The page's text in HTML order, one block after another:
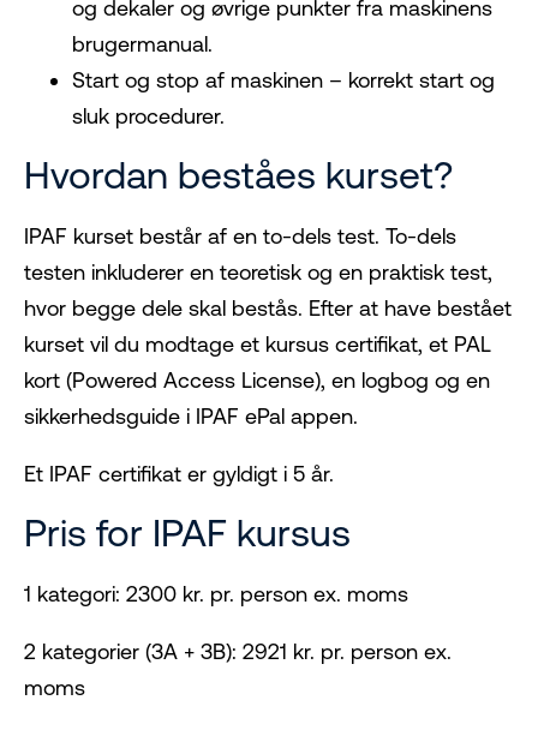
og dekaler og øvrige punkter fra maskinens
brugermanual.
Start og stop af maskinen – korrekt start og
sluk procedurer.
Hvordan beståes kurset?
IPAF kurset består af en to-dels test. To-dels
testen inkluderer en teoretisk og en praktisk test,
hvor begge dele skal bestås. Efter at have bestået
kurset vil du modtage et kursus certifikat, et PAL
kort (Powered Access License), en logbog og en
sikkerhedsguide i IPAF ePal appen.
Et IPAF certifikat er gyldigt i 5 år.
Pris for IPAF kursus
1 kategori: 2300 kr. pr. person ex. moms
2 kategorier (3A + 3B): 2921 kr. pr. person ex.
moms